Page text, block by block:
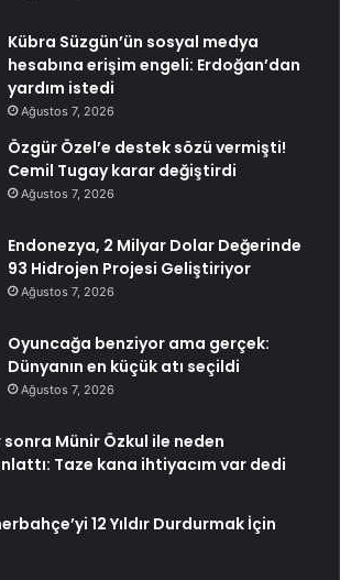
Kübra Süzgün’ün sosyal medya
hesabına erişim engeli: Erdoğan’dan
yardım istedi
Ağustos 7, 2026
Özgür Özel’e destek sözü vermişti!
Cemil Tugay karar değiştirdi
Ağustos 7, 2026
Endonezya, 2 Milyar Dolar Değerinde
93 Hidrojen Projesi Geliştiriyor
Ağustos 7, 2026
Oyuncağa benziyor ama gerçek:
Dünyanın en küçük atı seçildi
Ağustos 7, 2026
sonra Münir Özkul ile neden
Taze kana ihtiyacım var dedi
12 Yıldır Durdurmak İçin